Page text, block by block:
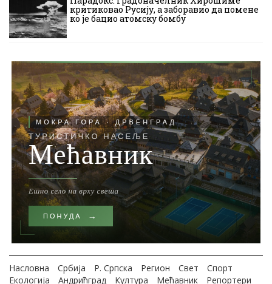
критиковао Русију, а заборавио да помене
ко је бацио атомску бомбу
Насловна Србија Р. Српска Регион Свет
Спорт
Екологија
Андрићград Култура Мећавник Репортери